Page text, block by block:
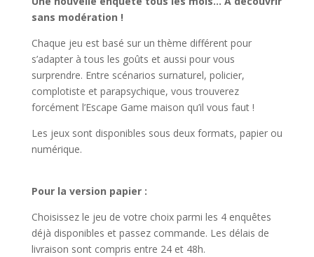
sans modération !
Chaque jeu est basé sur un thème différent pour
s’adapter à tous les goûts et aussi pour vous
surprendre. Entre scénarios surnaturel, policier,
complotiste et parapsychique, vous trouverez
forcément l’Escape Game maison qu’il vous faut !
Les jeux sont disponibles sous deux formats, papier ou
numérique.
Pour la version papier :
Choisissez le jeu de votre choix parmi les 4 enquêtes
déjà disponibles et passez commande. Les délais de
livraison sont compris entre 24 et 48h.